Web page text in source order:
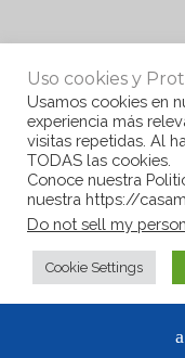
Uso cookies y
Usamos cookies en
experiencia más
visitas repetidas. Al
TODAS las cookies.
Conoce nuestra
nuestra https://
Do not sell my
Cookie Settings